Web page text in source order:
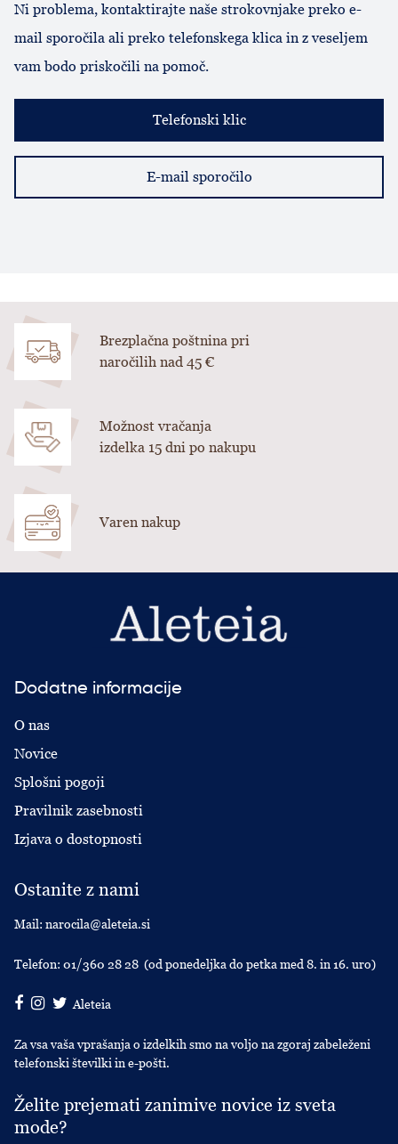
Ni problema, kontaktirajte naše strokovnjake preko e-
mail sporočila ali preko telefonskega klica in z veseljem
vam bodo priskočili na pomoč.
Telefonski klic
E-mail sporočilo
Brezplačna poštnina pri
naročilih nad 45 €
Možnost vračanja
izdelka 15 dni po nakupu
Varen nakup
Dodatne informacije
O nas
Novice
Splošni pogoji
Pravilnik zasebnosti
Izjava o dostopnosti
Ostanite z nami
Mail: narocila@aleteia.si
Telefon: 01/360 28 28 (od ponedeljka do petka med 8. in 16. uro)
Aleteia
Za vsa vaša vprašanja o izdelkih smo na voljo na zgoraj zabeleženi
telefonski številki in e-pošti.
Želite prejemati zanimive novice iz sveta
mode?